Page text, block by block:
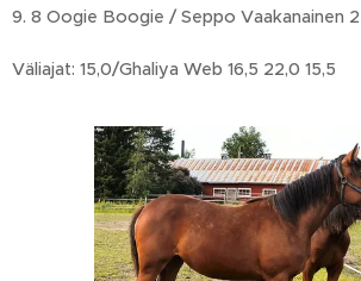
9. 8 Oogie Boogie / Seppo Vaakanainen
Väliajat: 15,0/Ghaliya Web 16,5 22,0 15,5